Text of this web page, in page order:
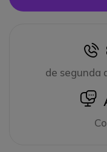
de segunda